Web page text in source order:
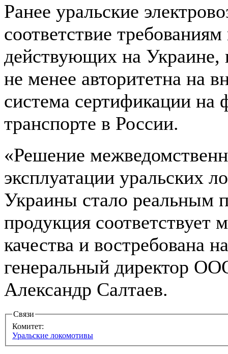
Ранее уральские
соответствие
действующих на
не менее авторитетна на
система сертификации
транспорте в России.
«Решение
эксплуатации уральских
Украины стало реальным
продукция
качества и востребована
генеральный директор
Александр Салтаев.
Связи
Комитет:
Уральские локомотивы